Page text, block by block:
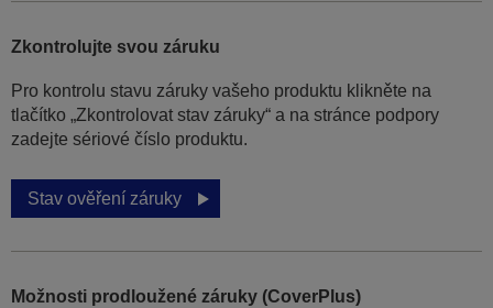
Zkontrolujte svou záruku
Pro kontrolu stavu záruky vašeho produktu klikněte na
tlačítko „Zkontrolovat stav záruky“ a na stránce podpory
zadejte sériové číslo produktu.
Stav ověření záruky
Možnosti prodloužené záruky (CoverPlus)